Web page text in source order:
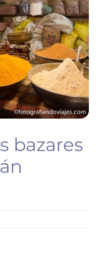
bazares